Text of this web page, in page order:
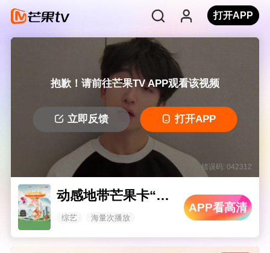
打开APP
抱歉！请前往芒果TV APP观看该视频
立即反馈 打开APP
错误码: 042312
动感地带芒果卡“无限X”巡回演唱会-南昌站
综艺 海量次播放
APP看高清